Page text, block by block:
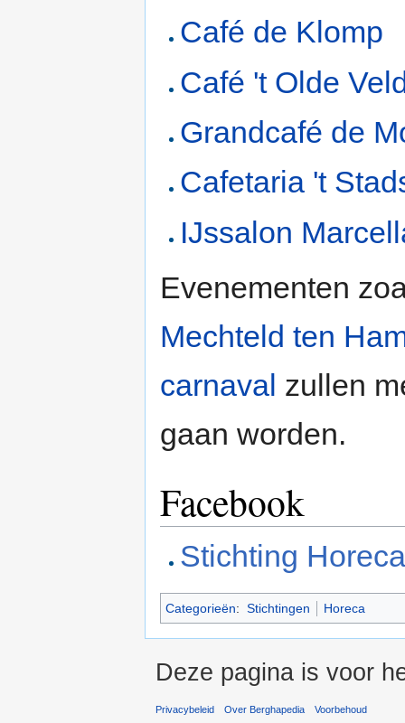
Café de Klomp
Café 't Olde
Grandcafé de
Cafetaria 't
IJssalon
Evenementen
Mechteld ten
carnaval zullen
gaan worden.
Facebook
Stichting
Categorieën: Stichtingen Horeca
Deze pagina is voor
Privacybeleid Over Berghapedia Voorbehoud